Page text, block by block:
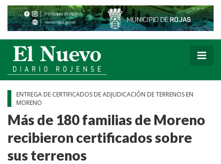
ENTREGA DE CERTIFICADOS DE ADJUDICACIÓN DE TERRENOS EN
MORENO
Más de 180 familias de Moreno
recibieron certificados sobre
sus terrenos